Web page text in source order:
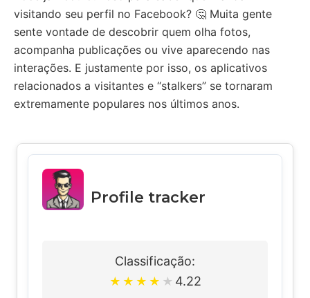
visitando seu perfil no Facebook? 🤔 Muita gente
sente vontade de descobrir quem olha fotos,
acompanha publicações ou vive aparecendo nas
interações. E justamente por isso, os aplicativos
relacionados a visitantes e “stalkers” se tornaram
extremamente populares nos últimos anos.
Profile tracker
Classificação:
★ ★ ★ ★ ★ 4.22